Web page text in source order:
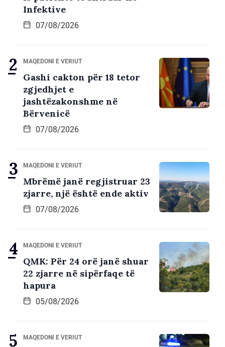
Infektive
07/08/2026
MAQEDONI E VERIUT
Gashi cakton për 18 tetor
zgjedhjet e
jashtëzakonshme në
Bërvenicë
07/08/2026
MAQEDONI E VERIUT
Mbrëmë janë regjistruar 23
zjarre, një është ende aktiv
07/08/2026
MAQEDONI E VERIUT
QMK: Për 24 orë janë shuar
22 zjarre në sipërfaqe të
hapura
05/08/2026
MAQEDONI E VERIUT